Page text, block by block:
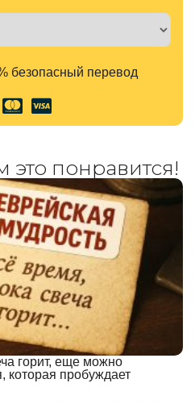
безопасный перевод
понравится!
горит, еще можно
которая пробуждает